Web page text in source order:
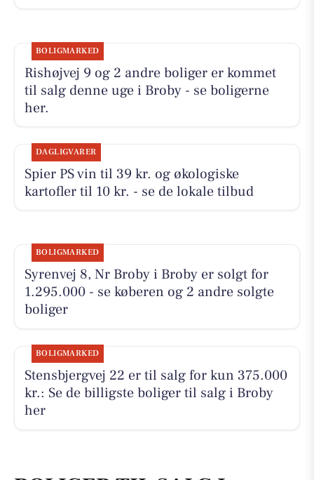
BOLIGMARKED
Rishøjvej 9 og 2 andre boliger er kommet
til salg denne uge i Broby - se boligerne
her.
DAGLIGVARER
Spier PS vin til 39 kr. og økologiske
kartofler til 10 kr. - se de lokale tilbud
BOLIGMARKED
Syrenvej 8, Nr Broby i Broby er solgt for
1.295.000 - se køberen og 2 andre solgte
boliger
BOLIGMARKED
Stensbjergvej 22 er til salg for kun 375.000
kr.: Se de billigste boliger til salg i Broby
her